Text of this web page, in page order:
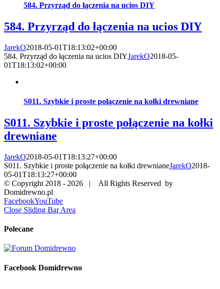
584. Przyrząd do łączenia na ucios DIY
584. Przyrząd do łączenia na ucios DIY
JarekO2018-05-01T18:13:02+00:00
584. Przyrząd do łączenia na ucios DIYJarekO2018-05-
01T18:13:02+00:00
S011. Szybkie i proste połączenie na kołki drewniane
S011. Szybkie i proste połączenie na kołki
drewniane
JarekO2018-05-01T18:13:27+00:00
S011. Szybkie i proste połączenie na kołki drewnianeJarekO2018-
05-01T18:13:27+00:00
© Copyright 2018 - 2026 | All Rights Reserved by
Domidrewno.pl
FacebookYouTube
Close Sliding Bar Area
Polecane
Facebook Domidrewno